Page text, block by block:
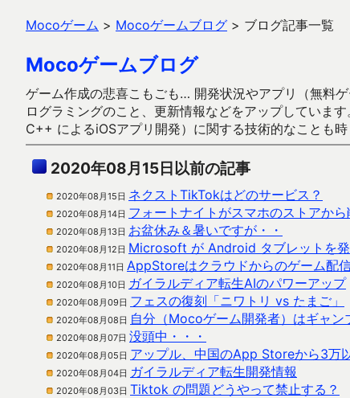
Mocoゲーム > Mocoゲームブログ > ブログ記事一覧
Mocoゲームブログ
ゲーム作成の悲喜こもごも… 開発状況やアプリ（無料
ログラミングのこと、更新情報などをアップしてい
C++ によるiOSアプリ開発）に関する技術的なことも時
2020年08月15日以前の記事
2020年08月15日 ネクストTikTokはどのサービス？
2020年08月14日 フォートナイトがスマホのストアか
2020年08月13日 お盆休み＆暑いですが・・
2020年08月12日 Microsoft が Android タブレットを
2020年08月11日 AppStoreはクラウドからのゲーム配
2020年08月10日 ガイラルディア転生AIのパワーアップ
2020年08月09日 フェスの復刻「ニワトリ vs たまご」
2020年08月08日 自分（Mocoゲーム開発者）はギャン
2020年08月07日 没頭中・・・
2020年08月05日 アップル、中国のApp Storeから3万
2020年08月04日 ガイラルディア転生開発情報
2020年08月03日 Tiktok の問題どうやって禁止する？